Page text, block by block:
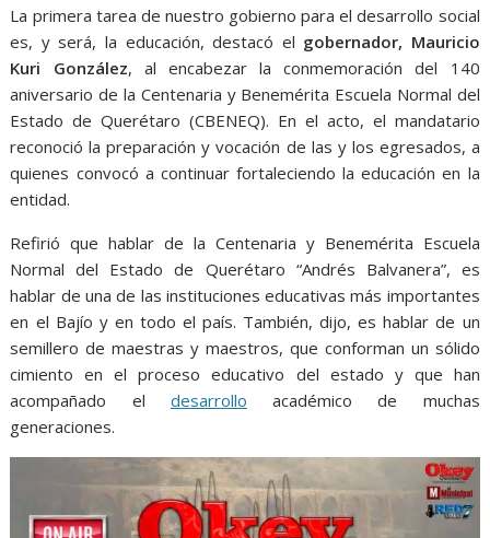
o
k
p
p
g
er
m
La primera tarea de nuestro gobierno para el desarrollo social
es, y será, la educación, destacó el gobernador, Mauricio
Kuri González, al encabezar la conmemoración del 140
aniversario de la Centenaria y Benemérita Escuela Normal del
Estado de Querétaro (CBENEQ). En el acto, el mandatario
reconoció la preparación y vocación de las y los egresados, a
quienes convocó a continuar fortaleciendo la educación en la
entidad.
Refirió que hablar de la Centenaria y Benemérita Escuela
Normal del Estado de Querétaro “Andrés Balvanera”, es
hablar de una de las instituciones educativas más importantes
en el Bajío y en todo el país. También, dijo, es hablar de un
semillero de maestras y maestros, que conforman un sólido
cimiento en el proceso educativo del estado y que han
acompañado el desarrollo académico de muchas
generaciones.